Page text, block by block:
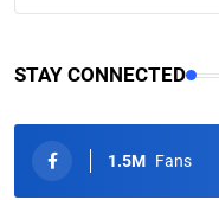
STAY CONNECTED
1.5M Fans